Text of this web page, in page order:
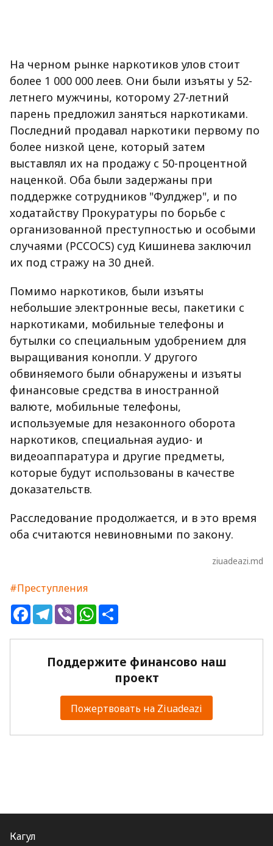
На черном рынке наркотиков улов стоит
более 1 000 000 леев. Они были изъяты у 52-
летнего мужчины, которому 27-летний
парень предложил заняться наркотиками.
Последний продавал наркотики первому по
более низкой цене, который затем
выставлял их на продажу с 50-процентной
наценкой. Оба были задержаны при
поддержке сотрудников "Фулджер", и по
ходатайству Прокуратуры по борьбе с
организованной преступностью и особыми
случаями (PCCOCS) суд Кишинева заключил
их под стражу на 30 дней.
Помимо наркотиков, были изъяты
небольшие электронные весы, пакетики с
наркотиками, мобильные телефоны и
бутылки со специальным удобрением для
выращивания конопли. У другого
обвиняемого были обнаружены и изъяты
финансовые средства в иностранной
валюте, мобильные телефоны,
используемые для незаконного оборота
наркотиков, специальная аудио- и
видеоаппаратура и другие предметы,
которые будут использованы в качестве
доказательств.
Расследование продолжается, и в это время
оба считаются невиновными по закону.
ziuadeazi.md
#Преступления
FacebookTelegram
ViberWhatsApp
Поддержите финансово наш
проект
Пожертвовать на Ziuadeazi
Кагул